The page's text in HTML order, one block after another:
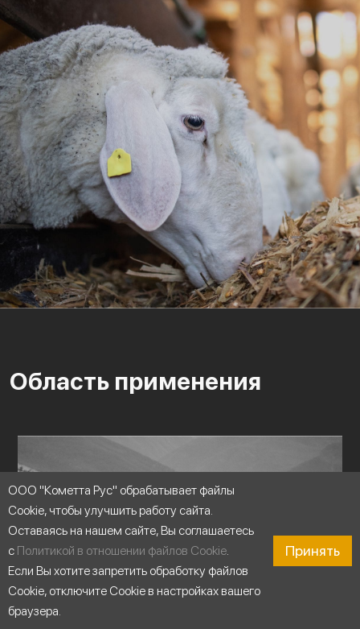
Область применения
ООО "Кометта Рус" обрабатывает файлы
Cookie, чтобы улучшить работу сайта.
Оставаясь на нашем сайте, Вы соглашаетесь
с Политикой в отношении файлов Cookie.
Если Вы хотите запретить обработку файлов
Cookie, отключите Cookie в настройках вашего
браузера.
Принять